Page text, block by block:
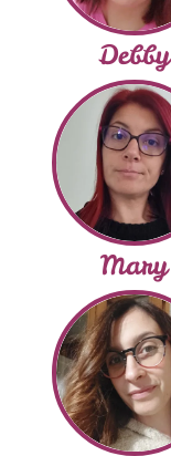
Debby
Mary